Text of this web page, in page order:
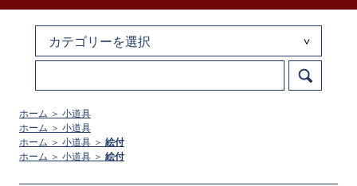
ホーム ＞ 小道具
ホーム ＞ 小道具
ホーム ＞ 小道具 ＞ 絵付
ホーム ＞ 小道具 ＞ 絵付